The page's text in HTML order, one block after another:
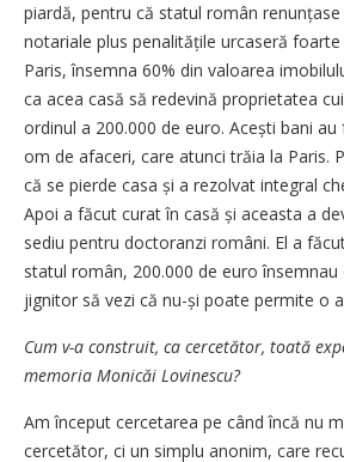
piardă, pentru că statul român renunțase
notariale plus penalitățile urcaseră
Paris, însemna 60% din valoarea
ca acea casă să redevină proprietatea
ordinul a 200.000 de euro. Acești bani
om de afaceri, care atunci trăia la Paris.
că se pierde casa și a rezolvat integral
Apoi a făcut curat în casă și aceasta a
sediu pentru doctoranzi români. El a
statul român, 200.000 de euro
jignitor să vezi că nu-și poate permite o
Cum v-a construit, ca cercetător, toată
memoria Monicăi Lovinescu?
Am început cercetarea pe când încă nu
cercetător, ci un simplu anonim, care